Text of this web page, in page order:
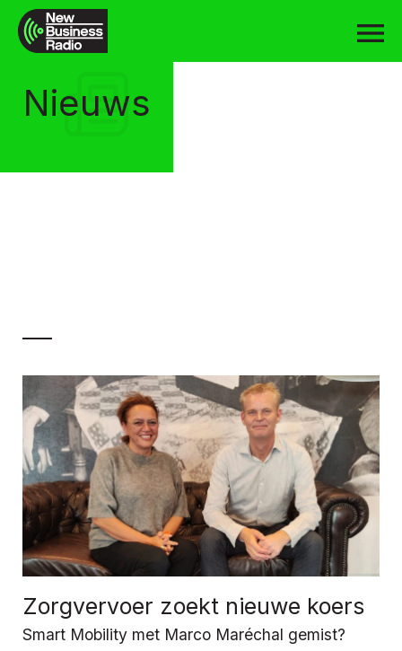
Nieuws
Zorgvervoer zoekt nieuwe koers
Smart Mobility met Marco Maréchal gemist?